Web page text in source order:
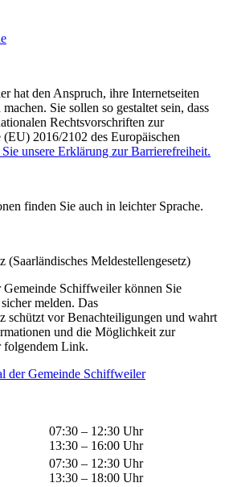
hat den Anspruch, ihre Internetseiten
Sie sollen so gestaltet sein, dass
Rechtsvorschriften zur
2016/2102 des Europäischen
Sie unsere Erklärung zur Barrierefreiheit.
finden Sie auch in leichter Sprache.
(Saarländisches Meldestellengesetz)
Schiffweiler können Sie
melden. Das
schützt vor Benachteiligungen und wahrt
und die Möglichkeit zur
folgendem Link.
der Gemeinde Schiffweiler
07:30 – 12:30 Uhr
13:30 – 16:00 Uhr
07:30 – 12:30 Uhr
13:30 – 18:00 Uhr